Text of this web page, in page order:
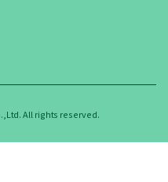
All rights reserved.